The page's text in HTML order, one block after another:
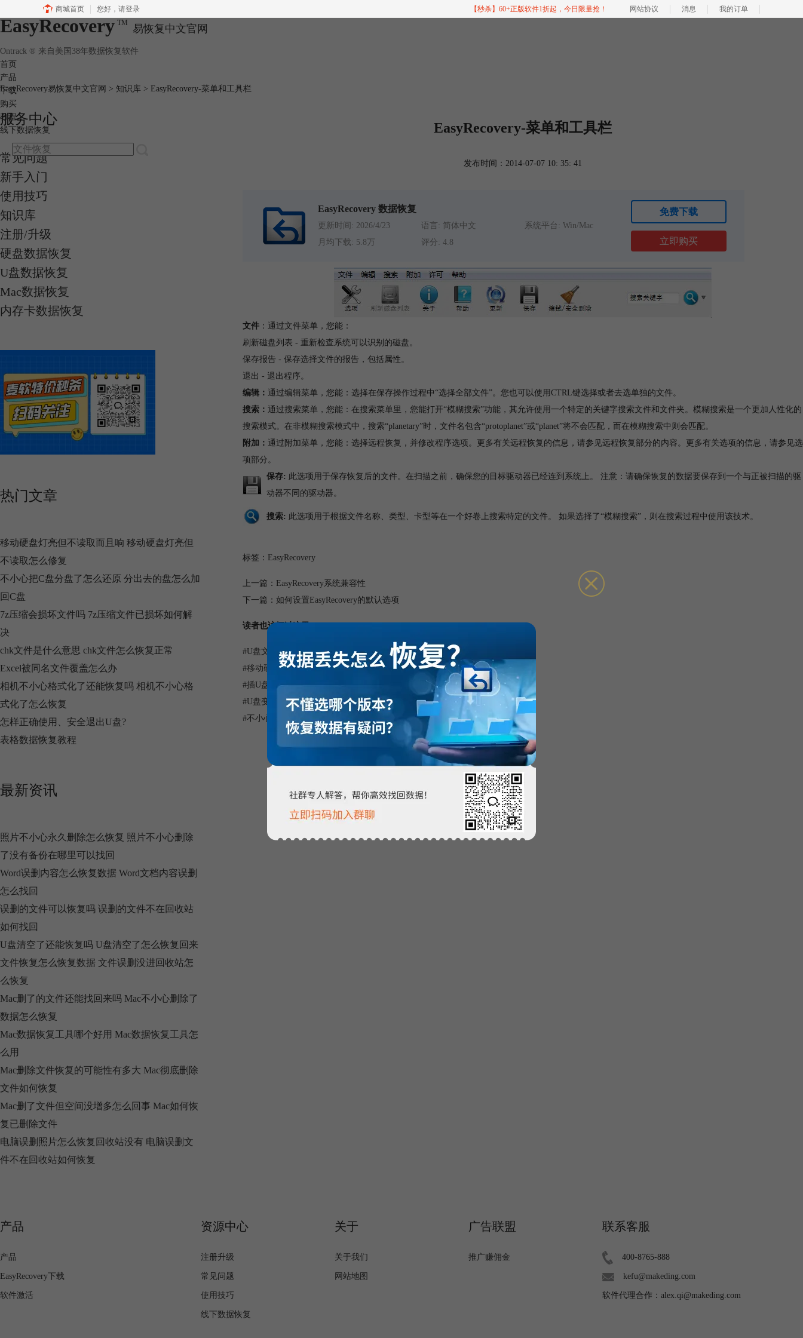
商城首页 您好， 请登录 【秒杀】60+正版软件1折起，今日限量抢！ 网站协议 消息 我的订单
EasyRecovery TM 易恢复中文官网
Ontrack ® 来自美国38年数据恢复软件
首页
产品
下载
购买
教程
线下数据恢复
EasyRecovery易恢复中文官网 > 知识库 > EasyRecovery-菜单和工具栏
服务中心
常见问题
新手入门
使用技巧
知识库
注册/升级
硬盘数据恢复
U盘数据恢复
Mac数据恢复
内存卡数据恢复
热门文章
移动硬盘灯亮但不读取而且响 移动硬盘灯亮但
不读取怎么修复
不小心把C盘分盘了怎么还原 分出去的盘怎么加
回C盘
7z压缩会损坏文件吗 7z压缩文件已损坏如何解
决
chk文件是什么意思 chk文件怎么恢复正常
Excel被同名文件覆盖怎么办
相机不小心格式化了还能恢复吗 相机不小心格
式化了怎么恢复
怎样正确使用、安全退出U盘?
表格数据恢复教程
最新资讯
照片不小心永久删除怎么恢复 照片不小心删除
了没有备份在哪里可以找回
Word误删内容怎么恢复数据 Word文档内容误删
怎么找回
误删的文件可以恢复吗 误删的文件不在回收站
如何找回
U盘清空了还能恢复吗 U盘清空了怎么恢复回来
文件恢复怎么恢复数据 文件误删没进回收站怎
么恢复
Mac删了的文件还能找回来吗 Mac不小心删除了
数据怎么恢复
Mac数据恢复工具哪个好用 Mac数据恢复工具怎
么用
Mac删除文件恢复的可能性有多大 Mac彻底删除
文件如何恢复
Mac删了文件但空间没增多怎么回事 Mac如何恢
复已删除文件
电脑误删照片怎么恢复回收站没有 电脑误删文
件不在回收站如何恢复
EasyRecovery-菜单和工具栏
发布时间：2014-07-07 10: 35: 41
EasyRecovery 数据恢复
更新时间: 2026/4/23 语言: 简体中文
系统平台: Win/Mac
月均下载: 5.8万
评分: 4.8
免费下载
立即购买
文件 ：通过文件菜单，您能：
刷新磁盘列表 - 重新检查系统可以识别的磁盘。
保存报告 - 保存选择文件的报告，包括属性。
退出 - 退出程序。
编辑： 通过编辑菜单，您能：选择在保存操作过程中“选择全部文件”。您也可以使用CTRL键选择或者去选单独的文件。
搜索： 通过搜索菜单，您能：在搜索菜单里，您能打开“模糊搜索”功能，其允许使用一个特定的关键字搜索文件和文件夹。模糊搜索是一个更加人性化的
搜索模式。在非模糊搜索模式中，搜索“planetary”时，文件名包含“protoplanet”或“planet”将不会匹配，而在模糊搜索中则会匹配。
附加： 通过附加菜单，您能：选择远程恢复 ，并修改程序选项。更多有关远程恢复的信息，请参见远程恢复部分的内容。更多有关选项的信息，请参见选
项部分。
保存: 此选项用于保存恢复后的文件。在扫描之前，确保您的目标驱动器已经连到系统上。 注意：请确保恢复的数据要保存到一个与正被扫描的驱
动器不同的驱动器。
搜索: 此选项用于根据文件名称、类型、卡型等在一个好卷上搜索特定的文件。 如果选择了“模糊搜索”，则在搜索过程中使用该技术。
标签： EasyRecovery
上一篇： EasyRecovery系统兼容性
下一篇： 如何设置EasyRecovery的默认选项
读者也访问过这里:
#U盘文件能看到文件名但是打不开 U盘文件无故消失了怎么找回
#移动硬盘里的东西突然没有了 数据丢失后如何恢复正常
#插U盘一直弹出格式化是什么原因 插U盘一直弹出格式化怎么修复
#U盘变为Raw格式是什么原因 U盘变成Raw如何恢复数据
#不小心把C盘分盘了怎么还原 分出去的盘怎么加回C盘
产品
产品
EasyRecovery下载
软件激活
资源中心
注册升级
常见问题
使用技巧
线下数据恢复
关于
关于我们
网站地图
广告联盟
推广赚佣金
联系客服
400-8765-888
kefu@makeding.com
软件代理合作：alex.qi@makeding.com